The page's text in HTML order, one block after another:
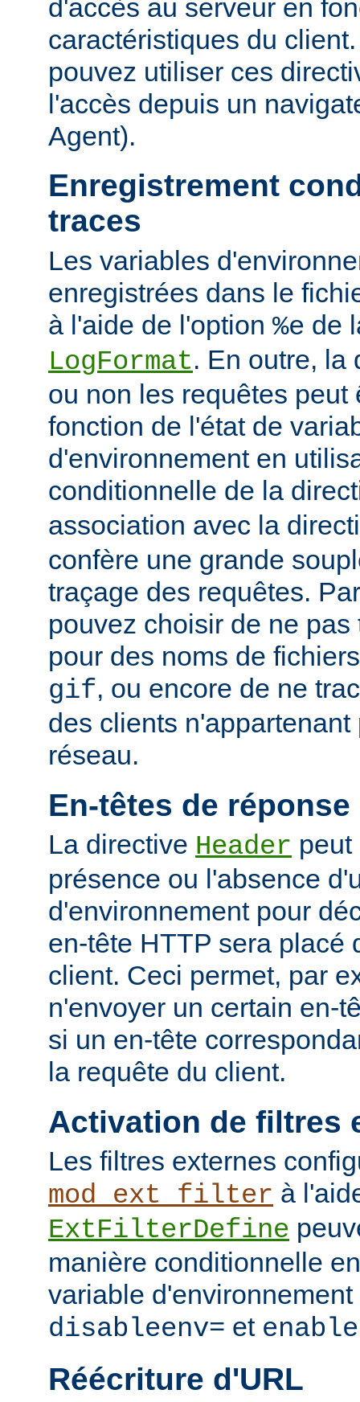
d'accès au serveur en
caractéristiques du
pouvez utiliser ces
l'accès depuis un
Agent).
Enregistrement
traces
Les variables
enregistrées dans le
à l'aide de l'option %e de
LogFormat. En outre, la
ou non les requêtes peut
fonction de l'état de
d'environnement en
conditionnelle de la
association avec la
confère une grande
traçage des requêtes.
pouvez choisir de ne
pour des noms de
gif, ou encore de ne
des clients
réseau.
En-têtes de
La directive Header peut
présence ou l'absence
d'environnement pour
en-tête HTTP sera placé
client. Ceci permet, par
n'envoyer un certain en-
si un en-tête
la requête du client.
Activation de filtres
Les filtres externes
mod_ext_filter à
ExtFilterDefine
manière conditionnelle
variable
disableenv= et
Réécriture d'URL